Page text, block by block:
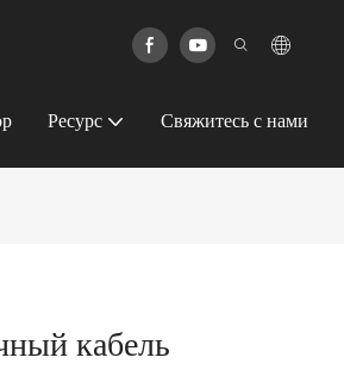
Ресурс Свяжитесь с нами
кабель